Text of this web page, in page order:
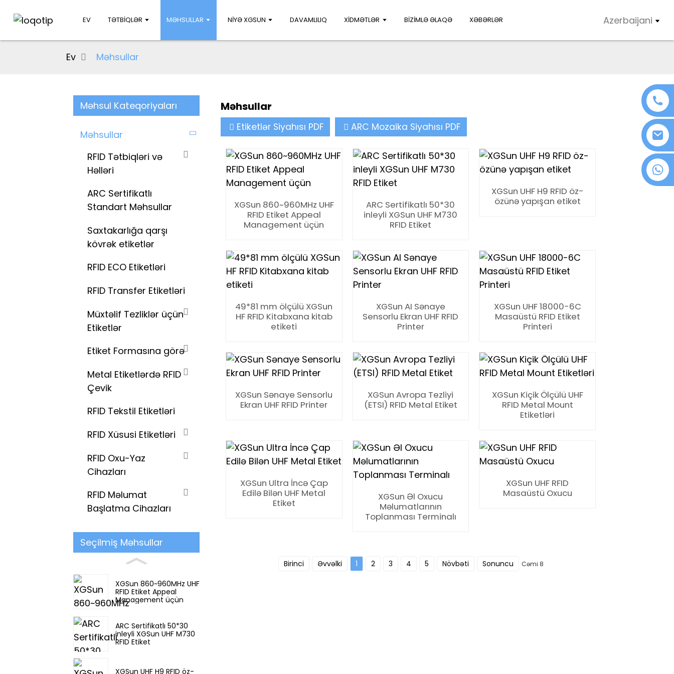
EV TƏTBIQLƏR MƏHSULLAR NIYƏ XGSUN DAVAMLILIQ XIDMƏTLƏR BIZIMLƏ ƏLAQƏ XƏBƏRLƏR Azerbaijani
+86 18076372139
Ev Məhsullar
Məhsul Kateqoriyaları
Məhsullar
RFID Tətbiqləri və
Həlləri
ARC Sertifikatlı
Standart Məhsullar
Saxtakarlığa qarşı
kövrək etiketlər
RFID ECO Etiketləri
RFID Transfer Etiketləri
Müxtəlif Tezliklər üçün
Etiketlər
Etiket Formasına görə
Metal Etiketlərdə RFID
Çevik
RFID Tekstil Etiketləri
RFID Xüsusi Etiketləri
RFID Oxu-Yaz
Cihazları
RFID Məlumat
Başlatma Cihazları
Seçilmiş Məhsullar
XGSun 860~960MHz UHF
RFID Etiket Appeal
Management üçün
ARC Sertifikatlı 50*30
inleyli XGSun UHF M730
RFID Etiket
XGSun UHF H9 RFID öz-
Məhsullar
Etiketlər Siyahısı PDF ARC Mozaika Siyahısı PDF
XGSun 860~960MHz UHF
RFID Etiket Appeal
Management üçün
ARC Sertifikatlı 50*30
inleyli XGSun UHF M730
RFID Etiket
XGSun UHF H9 RFID öz-
özünə yapışan etiket
49*81 mm ölçülü XGSun
HF RFID Kitabxana kitab
etiketi
XGSun AI Sənaye
Sensorlu Ekran UHF RFID
Printer
XGSun UHF 18000-6C
Masaüstü RFID Etiket
Printeri
XGSun Sənaye Sensorlu
Ekran UHF RFID Printer
XGSun Avropa Tezliyi
(ETSI) RFID Metal Etiket
XGSun Kiçik Ölçülü UHF
RFID Metal Mount
Etiketləri
XGSun Ultra İncə Çap
Edilə Bilən UHF Metal
Etiket
XGSun Əl Oxucu
Məlumatlarının
Toplanması Terminalı
XGSun UHF RFID
Masaüstü Oxucu
Birinci Əvvəlki 1 2 3 4 5 Növbəti Sonuncu Cəmi 8